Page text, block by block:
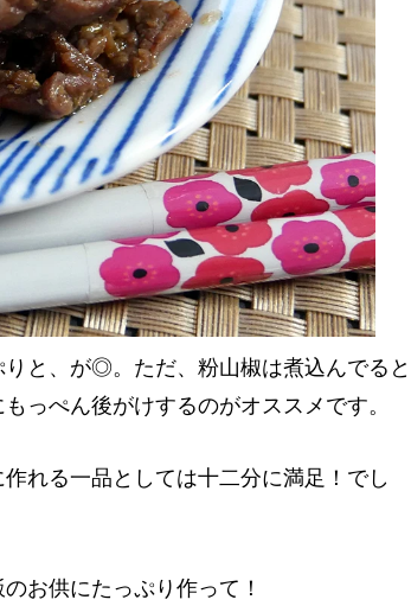
と、が◎。ただ、粉山椒は煮込んでると
っぺん後がけするのがオススメです。
れる一品としては十二分に満足！でし
お供にたっぷり作って！